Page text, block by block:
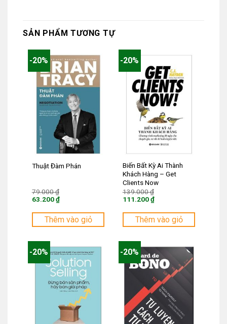
SẢN PHẨM TƯƠNG TỰ
-20%
Thuật Đàm Phán
79.000₫
79.000 ₫.
63.200₫
hiện
là:
Thêm vào giỏ
-20%
Biến Bất Kỳ Ai Thành
Khách Hàng – Get
Clients Now
139.000₫
139.000 ₫.
111.200₫
hiện
là:
Thêm vào giỏ
-20% -20%